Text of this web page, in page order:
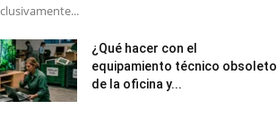
¿Qué hacer con el
equipamiento técnico obsoleto
de la oficina y...